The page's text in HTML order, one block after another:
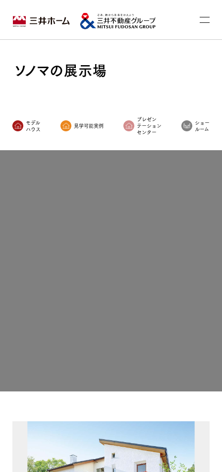
ソノマの展示場
モデル
ハウス
見学可能実例
プレゼン
テーション
センター
ショー
ルーム